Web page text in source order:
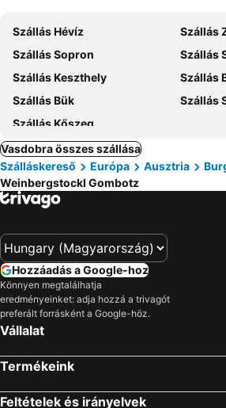
Szállás Hévíz
Szállás
Szállás Sopron
Szállás
Szállás Keszthely
Szállás
Szállás Bük
Szállás
Szállás Kőszeg
Vasdobra összes szállása
Szálláskereső
Európa Ausztria
Weinbergstockl Gombotz
Hozzáadás a Google-hoz
Könnyen megtalálhatja
eredményeinket: adja hozzá a trivagót
preferált forrásként a Google-höz.
Vállalat
Termékeink
Feltételek és irányelvek